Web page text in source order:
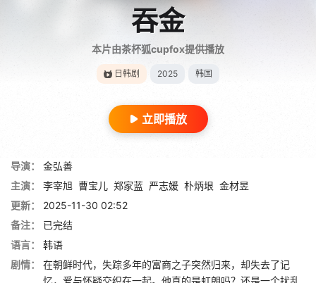
吞金
本片由茶杯狐cupfox提供播放
日韩剧 2025 韩国
立即播放
导演：
金弘善
主演：
李宰旭 曹宝儿 郑家蓝 严志媛 朴炳垠 金材昱
更新：
2025-11-30 02:52
备注：
已完结
语言：
韩语
剧情：
在朝鲜时代，失踪多年的富商之子突然归来，却失去了记
忆，爱与怀疑交织在一起。他真的是虹朗吗？还是一个扰乱